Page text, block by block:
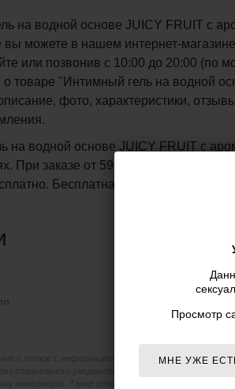
Просмотр
МНЕ УЖЕ
на водной основе JUICY FRUIT с
можете в нашем интернет-
или позвонив с 10:00 до 20:00 (по
"Интимный гель на водной
фото, характеристики,
на водной основе JUICY FRUIT с
При заказе от 5990 рублей -
Бесплатная
о товаре с информацией на официальном сайте